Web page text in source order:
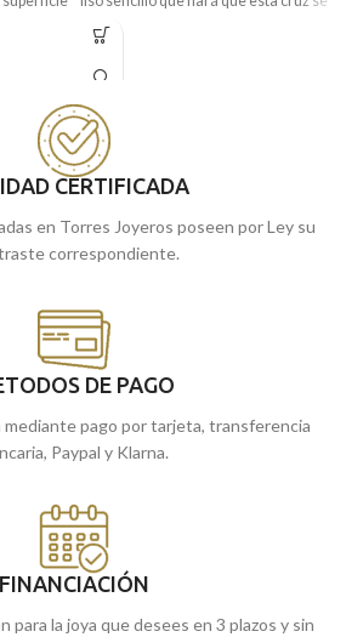
a esta
Gracias
y
a
convierta en el complemento perfecto
de tu cadena.
Puedes encontrarlo en nuestras
tiendas de Málaga y Melilla, o si lo
encargas online, te lo enviamos a
casa.
CERTIFICADA
en Torres Joyeros poseen por Ley su
correspondiente.
DE PAGO
mediante pago por tarjeta, transferencia
Paypal y Klarna.
FINANCIACIÓN
para la joya que desees en 3 plazos y sin